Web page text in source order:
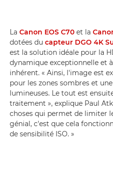
La Canon EOS C70 et la
dotées du capteur DGO 4K
est la solution idéale pour la
dynamique exceptionnelle et
inhérent. « Ainsi, l'image est
pour les zones sombres et
lumineuses. Le tout est
traitement », explique Paul
choses qui permet de limiter
génial, c'est que cela
de sensibilité ISO. »